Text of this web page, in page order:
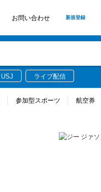
お問い合わせ 新規登録
USJ ライブ配信
参加型スポーツ 航空券